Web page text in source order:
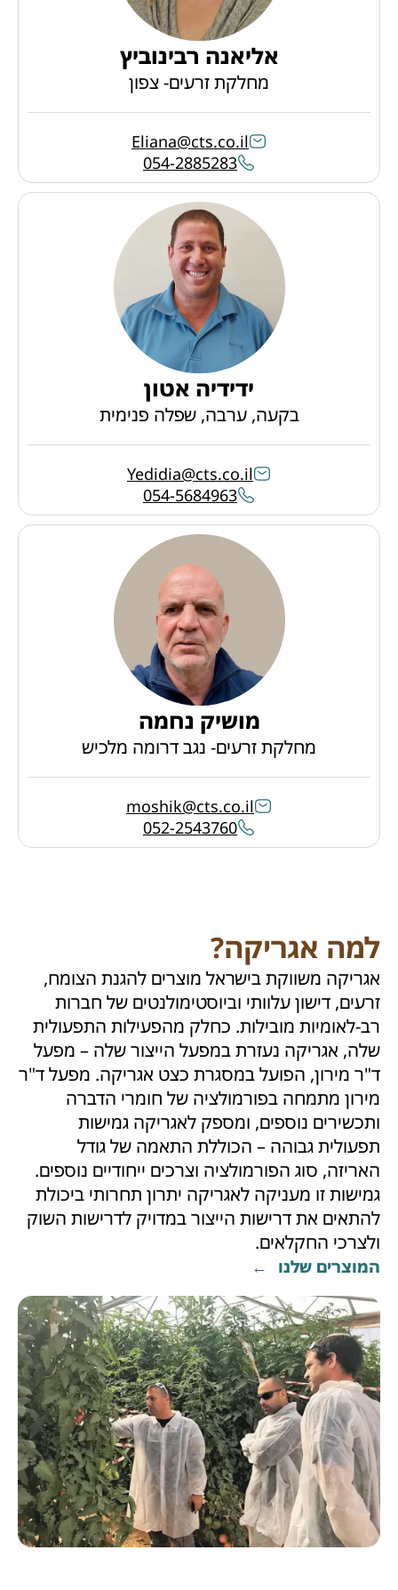
אליאנה רבינוביץ
מחלקת זרעים- צפון
Eliana@cts.co.il
054-2885283
ידידיה אטון
בקעה, ערבה, שפלה פנימית
Yedidia@cts.co.il
054-5684963
מושיק נחמה
מחלקת זרעים- נגב דרומה מלכיש
moshik@cts.co.il
052-2543760
למה אגריקה?
אגריקה משווקת בישראל מוצרים להגנת הצומח,
זרעים, דישון עלוותי וביוסטימולנטים של חברות
רב-לאומיות מובילות. כחלק מהפעילות התפעולית
שלה, אגריקה נעזרת במפעל הייצור שלה – מפעל
ד"ר מירון, הפועל במסגרת כצט אגריקה. מפעל ד"ר
מירון מתמחה בפורמולציה של חומרי הדברה
ותכשירים נוספים, ומספק לאגריקה גמישות
תפעולית גבוהה – הכוללת התאמה של גודל
האריזה, סוג הפורמולציה וצרכים ייחודיים נוספים.
גמישות זו מעניקה לאגריקה יתרון תחרותי ביכולת
להתאים את דרישות הייצור במדויק לדרישות השוק
ולצרכי החקלאים.
המוצרים שלנו